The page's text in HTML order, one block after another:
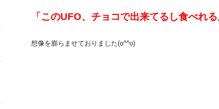
「このUFO、チョコで出来てるし食べれる
想像を膨らませておりました(o^^o)